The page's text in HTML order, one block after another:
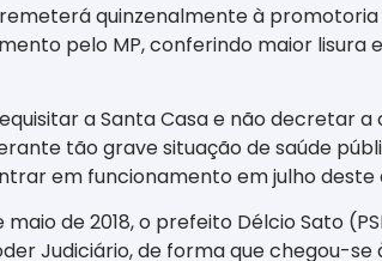
quinzenalmente à promotoria
pelo MP, conferindo maior lisura
a Santa Casa e não decretar
tão grave situação de saúde
em funcionamento em julho deste
de 2018, o prefeito Délcio Sato
Judiciário, de forma que chegou-se